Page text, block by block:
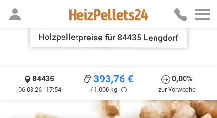
Holzpelletpreise für 84435 Lengdorf
84435
06.08.26 | 17:54
393,76 €
/ 1.000 kg
0,00%
zur Vorwoche